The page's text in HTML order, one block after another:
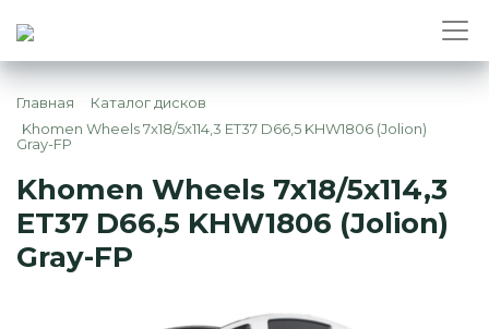
Главная
Каталог дисков
Khomen Wheels 7x18/5x114,3 ET37 D66,5 KHW1806 (Jolion)
Gray-FP
Khomen Wheels 7x18/5x114,3
ET37 D66,5 KHW1806 (Jolion)
Gray-FP